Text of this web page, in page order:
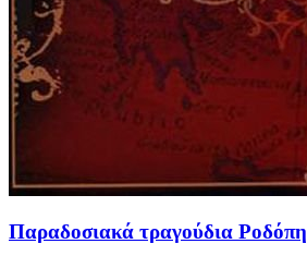
Παραδοσιακά τραγούδια Ροδόπη